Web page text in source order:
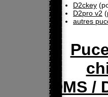
D2ckey
D2pro v2
autres
DMS /